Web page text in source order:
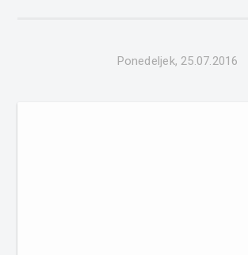
Ponedeljek, 25.07.2016